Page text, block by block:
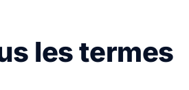
les termes